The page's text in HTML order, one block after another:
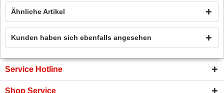
Ähnliche Artikel
Kunden haben sich ebenfalls angesehen
Service Hotline
Shop Service